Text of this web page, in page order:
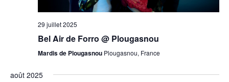
29 juillet 2025
Bel Air de Forro @ Plougasnou
Mardis de Plougasnou Plougasnou, France
août 2025